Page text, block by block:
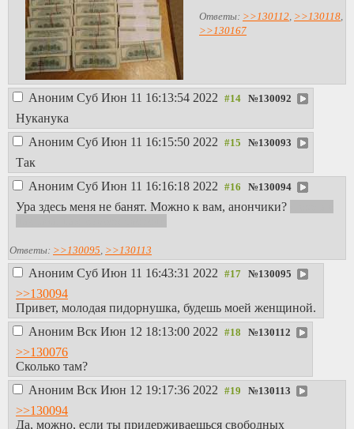
Ответы: >>130112, >>130118,
>>130167
Аноним Суб Июн 11 16:13:54 2022 №130092
Нуканука
Аноним Суб Июн 11 16:15:50 2022 №130093
Так
Аноним Суб Июн 11 16:16:18 2022 №130094
Ура здесь меня не банят. Можно к вам, анончики?
Ответы: >>130095, >>130113
Аноним Суб Июн 11 16:43:31 2022 №130095
>>130094
Привет, молодая пидорнушка, будешь моей женщиной.
Аноним Вск Июн 12 18:13:00 2022 №130112
>>130076
Сколько там?
Аноним Вск Июн 12 19:17:36 2022 №130113
>>130094
Да, можно, если ты придерживаешься свободных